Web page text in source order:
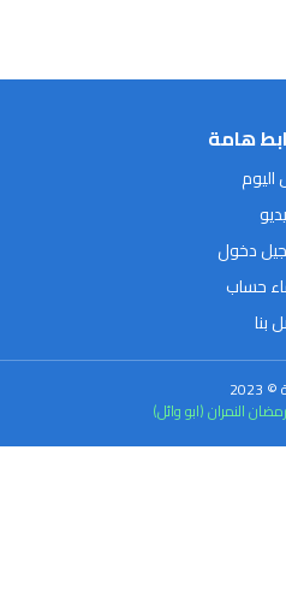
هامة
اليوم
دخول
حساب
بنا
رمضان النمران (ابو وائل)